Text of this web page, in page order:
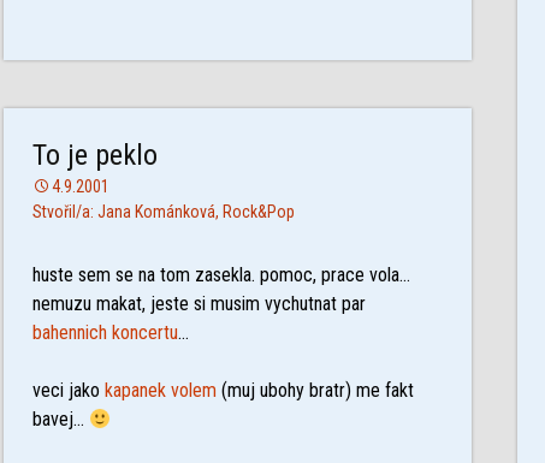
To je peklo
4.9.2001
Stvořil/a: Jana Kománková, Rock&Pop
huste sem se na tom zasekla. pomoc, prace vola…
nemuzu makat, jeste si musim vychutnat par
bahennich koncertu…
veci jako kapanek volem(muj ubohy bratr) me fakt
bavej…